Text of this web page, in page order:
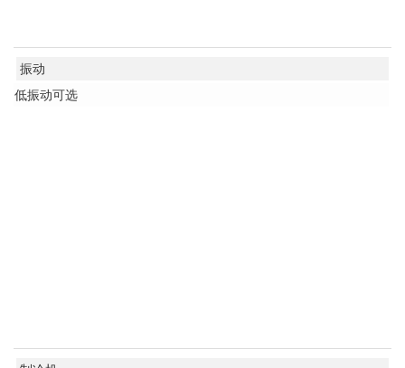
振动
低振动可选